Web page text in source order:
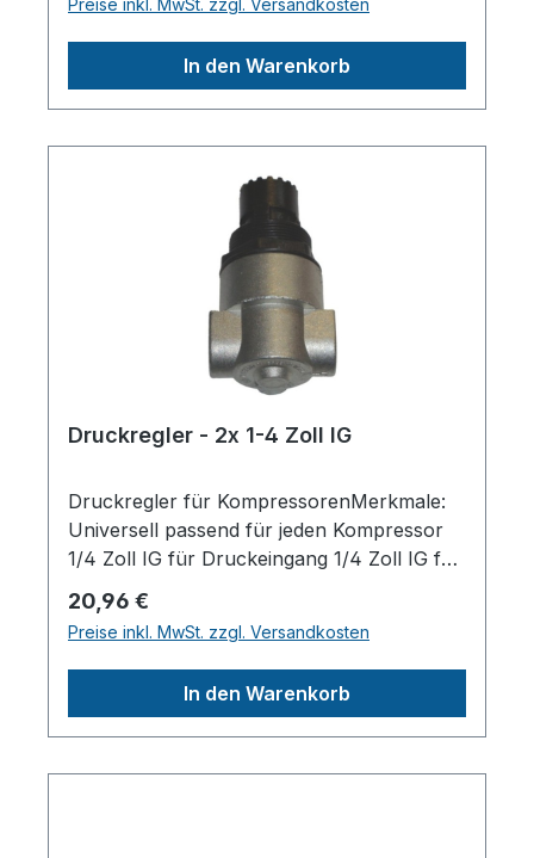
DruckeinstellungHerstellerpro)SALES
GmbH, AEROTEC
KompressorenFerdinand-Porsche-Str. 16,
In den Warenkorb
Druckregler - 2x 1-4 Zoll IG
Druckregler für KompressorenMerkmale:
Universell passend für jeden Kompressor
1/4 Zoll IG für Druckeingang 1/4 Zoll IG für
und Teflon-PufferHerstellerpro)SALES
GmbH, AEROTEC
KompressorenFerdinand-Porsche-Str. 16,
63500 Seligenstadt,
Regulärer Preis:
20,96 €
Preise inkl. MwSt. zzgl. Versandkosten
In den Warenkorb